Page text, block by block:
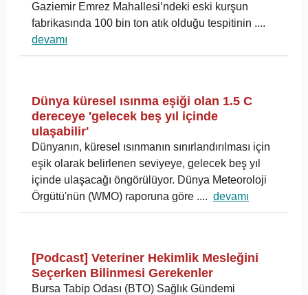
Gaziemir Emrez Mahallesi’ndeki eski kurşun
fabrikasında 100 bin ton atık olduğu tespitinin ....
devamı
Dünya küresel ısınma eşiği olan 1.5 C
dereceye 'gelecek beş yıl içinde
ulaşabilir'
Dünyanın, küresel ısınmanın sınırlandırılması için
eşik olarak belirlenen seviyeye, gelecek beş yıl
içinde ulaşacağı öngörülüyor. Dünya Meteoroloji
Örgütü'nün (WMO) raporuna göre .... devamı
[Podcast] Veteriner Hekimlik Mesleğini
Seçerken Bilinmesi Gerekenler
Bursa Tabip Odası (BTO) Sağlık Gündemi